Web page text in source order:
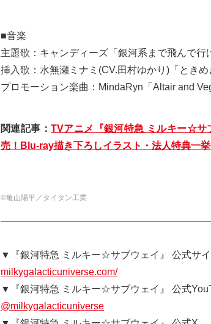
■音楽
主題歌：キャンディーズ「銀河系まで飛んで行
挿入歌：水無瀬ミナミ(CV.田村ゆかり)「とき
プロモーション楽曲：MindaRyn「Altair and
関連記事： TVアニメ『銀河特急 ミルキー☆サ
売！Blu-ray描き下ろしイラスト・法人特典一挙
©亀山陽平／タイタン工業
▼『銀河特急 ミルキー☆サブウェイ』 公式サイ
milkygalacticuniverse.com/
▼『銀河特急 ミルキー☆サブウェイ』 公式
@milkygalacticuniverse